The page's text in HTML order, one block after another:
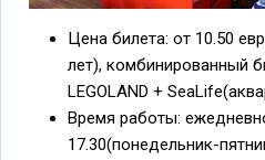
Цена билета: от 10.50
лет), комбинированный
LEGOLAND +
Время работы:
17.30(понедельник-